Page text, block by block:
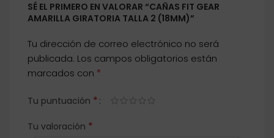
SÉ EL PRIMERO EN VALORAR “CAÑAS FIT GEAR
AMARILLA GIRATORIA TALLA 2 (18MM)”
Tu dirección de correo electrónico no será
publicada. Los campos obligatorios están
marcados con *
Tu puntuación *
Tu valoración *